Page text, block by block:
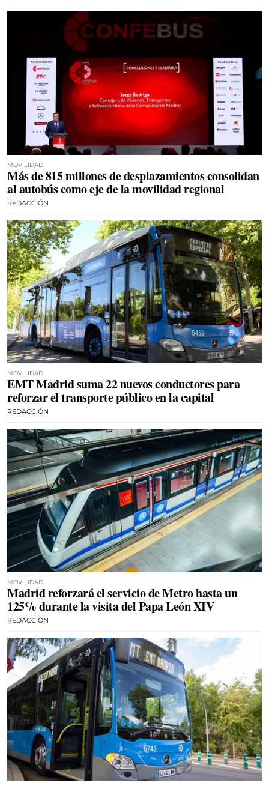
MOVILIDAD
Más de 815 millones de desplazamientos consolidan
al autobús como eje de la movilidad regional
REDACCIÓN
MOVILIDAD
EMT Madrid suma 22 nuevos conductores para
reforzar el transporte público en la capital
REDACCIÓN
MOVILIDAD
Madrid reforzará el servicio de Metro hasta un
125% durante la visita del Papa León XIV
REDACCIÓN